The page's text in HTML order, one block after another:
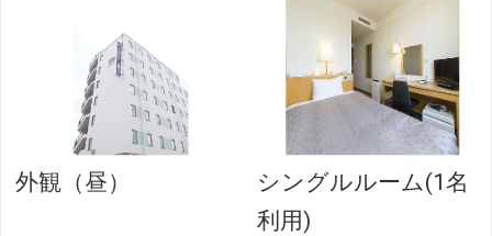
外観（昼）
シングルルーム(1名
利用)